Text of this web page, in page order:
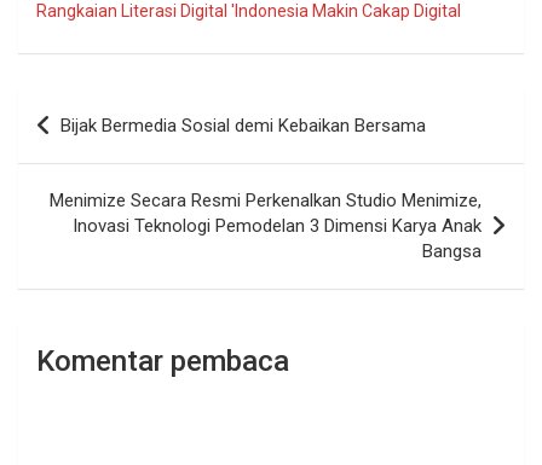
Rangkaian Literasi Digital 'Indonesia Makin Cakap Digital
Navigasi
pos
Bijak Bermedia Sosial demi Kebaikan Bersama
Menimize Secara Resmi Perkenalkan Studio Menimize,
Inovasi Teknologi Pemodelan 3 Dimensi Karya Anak
Bangsa
Komentar pembaca